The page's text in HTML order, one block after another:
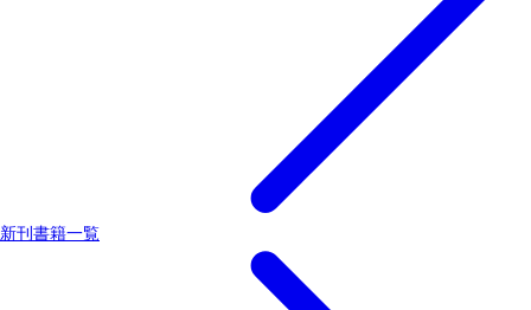
新刊書籍一覧